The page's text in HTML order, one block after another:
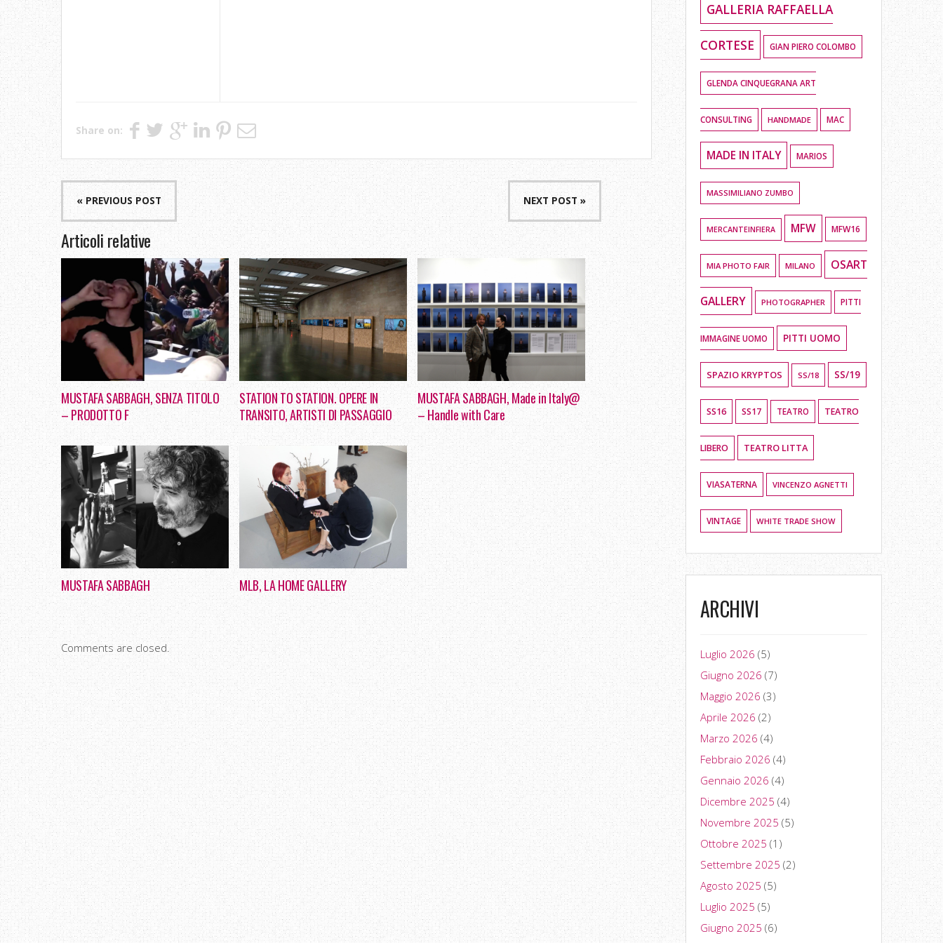
Share on:
« PREVIOUS POST NEXT POST »
Articoli relative
MUSTAFA SABBAGH, SENZA TITOLO
– PRODOTTO F
STATION TO STATION. OPERE IN
TRANSITO, ARTISTI DI PASSAGGIO
MUSTAFA SABBAGH, Made in Italy@
– Handle with Care
MUSTAFA SABBAGH MLB, LA HOME GALLERY
Comments are closed.
GALLERIA RAFFAELLA
CORTESE GIAN PIERO COLOMBO
GLENDA CINQUEGRANA ART
CONSULTING HANDMADE MAC
MADE IN ITALY MARIOS
MASSIMILIANO ZUMBO
MERCANTEINFIERA MFW MFW16
MIA PHOTO FAIR MILANO OSART
GALLERY PHOTOGRAPHER PITTI
IMMAGINE UOMO PITTI UOMO
SPAZIO KRYPTOS SS/18 SS/19
SS16 SS17 TEATRO TEATRO
LIBERO TEATRO LITTA
VIASATERNA VINCENZO AGNETTI
VINTAGE WHITE TRADE SHOW
ARCHIVI
Luglio 2026 (5)
Giugno 2026 (7)
Maggio 2026 (3)
Aprile 2026 (2)
Marzo 2026 (4)
Febbraio 2026 (4)
Gennaio 2026 (4)
Dicembre 2025 (4)
Novembre 2025 (5)
Ottobre 2025 (1)
Settembre 2025 (2)
Agosto 2025 (5)
Luglio 2025 (5)
Giugno 2025 (6)